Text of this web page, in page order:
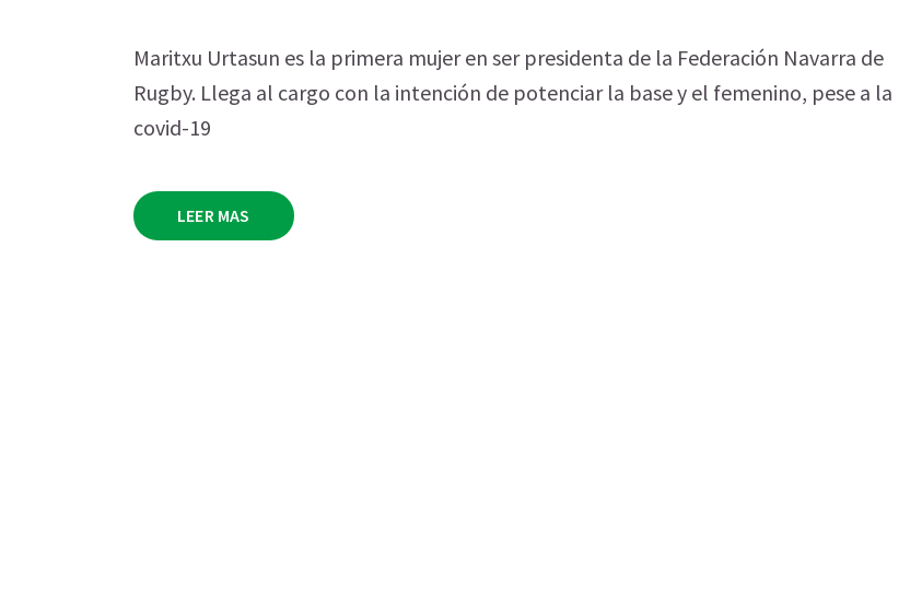
Maritxu Urtasun es la primera mujer en ser presidenta de la Federación Navarra de
Rugby. Llega al cargo con la intención de potenciar la base y el femenino, pese a la
covid-19
LEER MAS